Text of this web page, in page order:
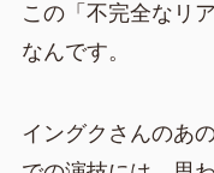
この「不完全なリ
なんです。
イングクさんのあ